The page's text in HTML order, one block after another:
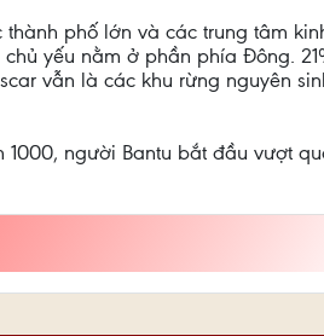
thành phố lớn và các trung tâm
yếu nằm ở phần phía Đông.
vẫn là các khu rừng nguyên
người Bantu bắt đầu vượt